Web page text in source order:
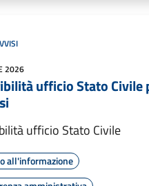
2026
ufficio Stato Civile
ufficio Stato Civile
all'informazione